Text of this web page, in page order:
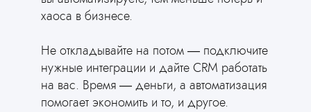
хаоса в бизнесе.
Не откладывайте на потом — подключите
нужные интеграции и дайте CRM работать
на вас. Время — деньги, а автоматизация
помогает экономить и то, и другое.